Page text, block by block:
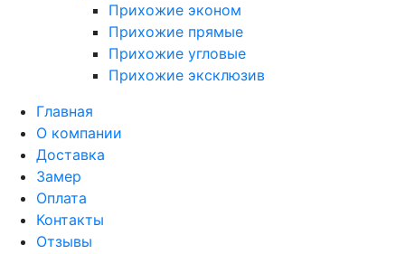
Прихожие эконом
Прихожие прямые
Прихожие угловые
Прихожие эксклюзив
Главная
О компании
Доставка
Замер
Оплата
Контакты
Отзывы